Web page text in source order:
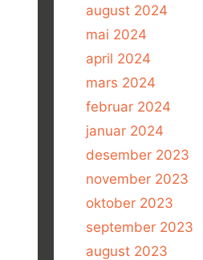
august 2024
mai 2024
april 2024
mars 2024
februar 2024
januar 2024
desember 2023
november 2023
oktober 2023
september 2023
august 2023